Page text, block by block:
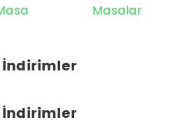
Masalar
İndirimler
İndirimler